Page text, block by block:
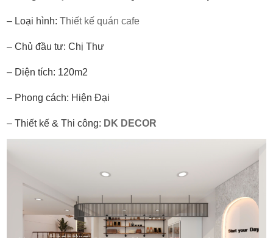
– Loại hình:Thiết kế quán cafe
– Chủ đầu tư: Chị Thư
– Diện tích: 120m2
– Phong cách: Hiện Đại
– Thiết kế & Thi công: DK DECOR